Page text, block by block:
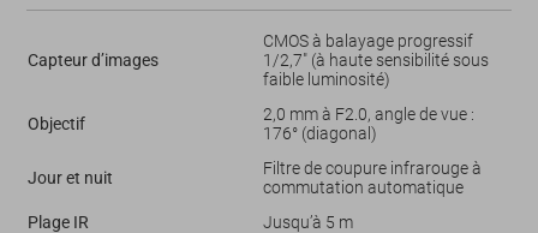
Capteur d’images
CMOS à balayage progressif
1/2,7" (à haute sensibilité sous
faible luminosité)
Objectif
2,0 mm à F2.0, angle de vue :
176° (diagonal)
Jour et nuit
Filtre de coupure infrarouge à
commutation automatique
Plage IR
Jusqu’à 5 m